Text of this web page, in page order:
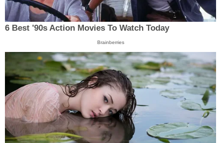
6 Best '90s Action Movies To Watch Today
Brainberries